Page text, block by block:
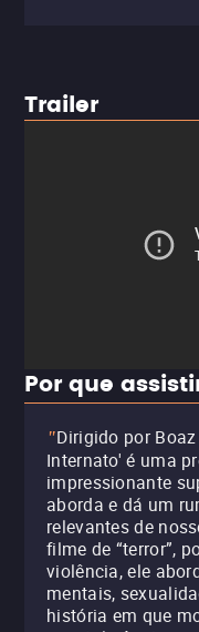
Trailer
Por que
"Dirigido por
Internato' é uma
impressionante
aborda e dá um
relevantes de
filme de “terror”,
violência, ele
mentais,
história em que